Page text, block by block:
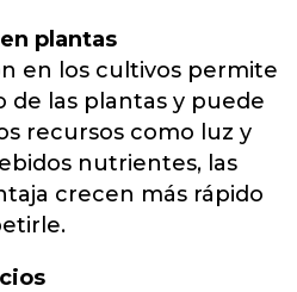
plantas
en los cultivos permite
de las plantas y puede
recursos como luz y
nutrientes, las
crecen más rápido